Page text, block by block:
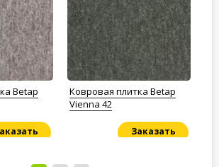
Betap
Ковровая плитка Betap
Vienna 42
Заказать